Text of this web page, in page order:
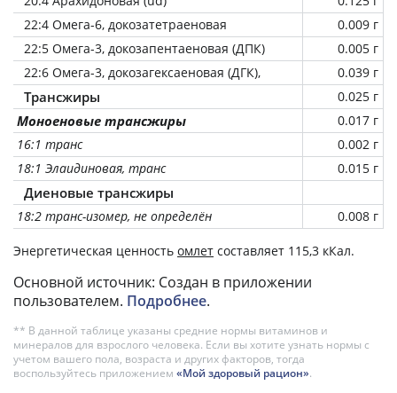
22:4 Омега-6, докозатетраеновая
0.009 г
22:5 Омега-3, докозапентаеновая (ДПК)
0.005 г
22:6 Омега-3, докозагексаеновая (ДГК),
0.039 г
Трансжиры 0.025 г
Моноеновые трансжиры
0.017 г
16:1 транс
0.002 г
18:1 Элаидиновая, транс
0.015 г
Диеновые трансжиры
18:2 транс-изомер, не определён 0.008 г
Энергетическая ценность омлет составляет 115,3 кКал.
Основной источник: Создан в приложении
пользователем. Подробнее.
** В данной таблице указаны средние нормы витаминов и
минералов для взрослого человека. Если вы хотите узнать нормы с
учетом вашего пола, возраста и других факторов, тогда
воспользуйтесь приложением «Мой здоровый рацион».